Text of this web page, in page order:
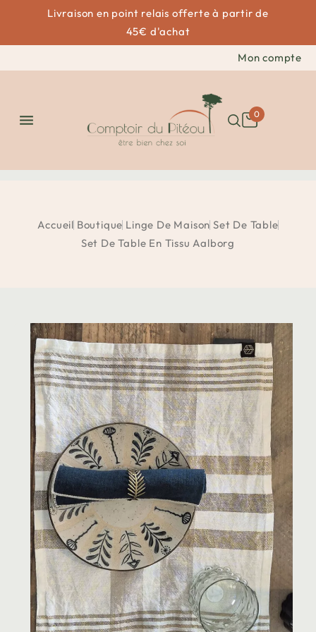
Livraison en point relais offerte à partir de
45€ d'achat
Mon compte
 0
Accueil Boutique Linge De Maison Set De Table
Set De Table En Tissu Aalborg